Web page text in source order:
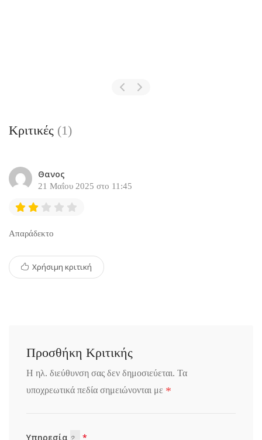
Κριτικές (1)
Θανος
21 Μαΐου 2025 στο 11:45
Απαράδεκτο
Χρήσιμη κριτική
Προσθήκη Κριτικής
Η ηλ. διεύθυνση σας δεν δημοσιεύεται. Τα
υποχρεωτικά πεδία σημειώνονται με *
Υπηρεσία